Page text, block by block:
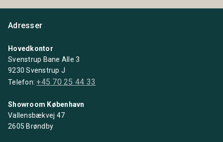
Adresser
Hovedkontor
Svenstrup Bane Alle 3
9230 Svenstrup J
Telefon:+45 70 25 44 33
Showroom København
Vallensbækvej 47
2605 Brøndby